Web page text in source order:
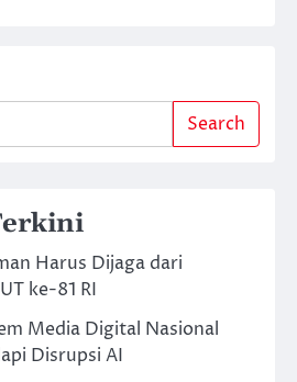
Search
Harus Dijaga dari
ke-81 RI
Media Digital Nasional
Disrupsi AI